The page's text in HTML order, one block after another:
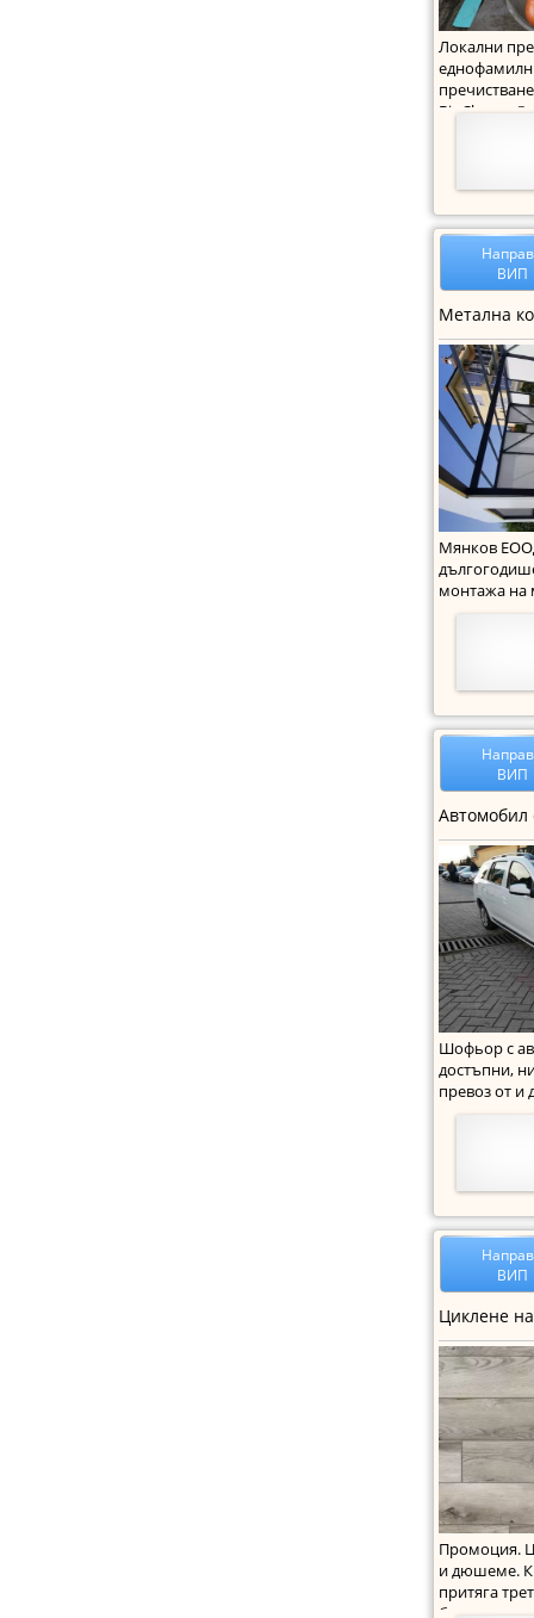
Локални
ВИП
Мянков
монтажа на
ВИП
Шофьор с
достъпни,
превоз от и
точка на
ВИП
Промоция.
и дюшеме.
притяга
боядисано